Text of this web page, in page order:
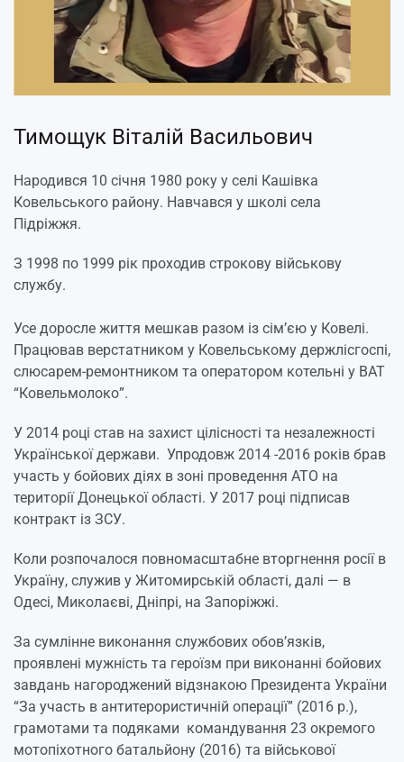
Тимощук Віталій Васильович
Народився 10 січня 1980 року у селі Кашівка
Ковельського району. Навчався у школі села
Підріжжя.
З 1998 по 1999 рік проходив строкову військову
службу.
Усе доросле життя мешкав разом із сім’єю у Ковелі.
Працював верстатником у Ковельському держлісгоспі,
слюсарем-ремонтником та оператором котельні у ВАТ
“Ковельмолоко”.
У 2014 році став на захист цілісності та незалежності
Української держави. Упродовж 2014 -2016 років брав
участь у бойових діях в зоні проведення АТО на
території Донецької області. У 2017 році підписав
контракт із ЗСУ.
Коли розпочалося повномасштабне вторгнення росії в
Україну, служив у Житомирській області, далі — в
Одесі, Миколаєві, Дніпрі, на Запоріжжі.
За сумлінне виконання службових обов’язків,
проявлені мужність та героїзм при виконанні бойових
завдань нагороджений відзнакою Президента України
“За участь в антитерористичній операції” (2016 р.),
грамотами та подяками командування 23 окремого
мотопіхотного батальйону (2016) та військової